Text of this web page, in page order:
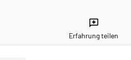
reviews
Erfahrung teilen